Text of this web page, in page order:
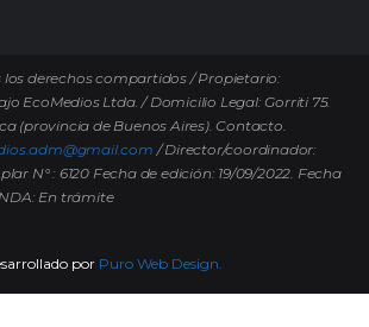
los derechos compartidos / Propietario:
EcoMedios Ltda. / Domicilio Legal: Gorriti 75.
(provincia de Buenos Aires). Contacto.
/ Director/coordinador:
N° : 6120 Fecha de edición: 19/09/2022. Fecha
En trámite
por Puro Web Design.